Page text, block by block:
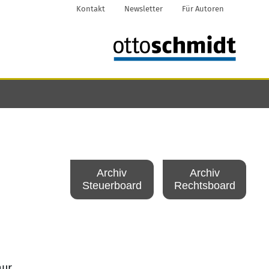
Kontakt Newsletter Für Autoren
Archiv
Steuerboard
Archiv
Rechtsboard